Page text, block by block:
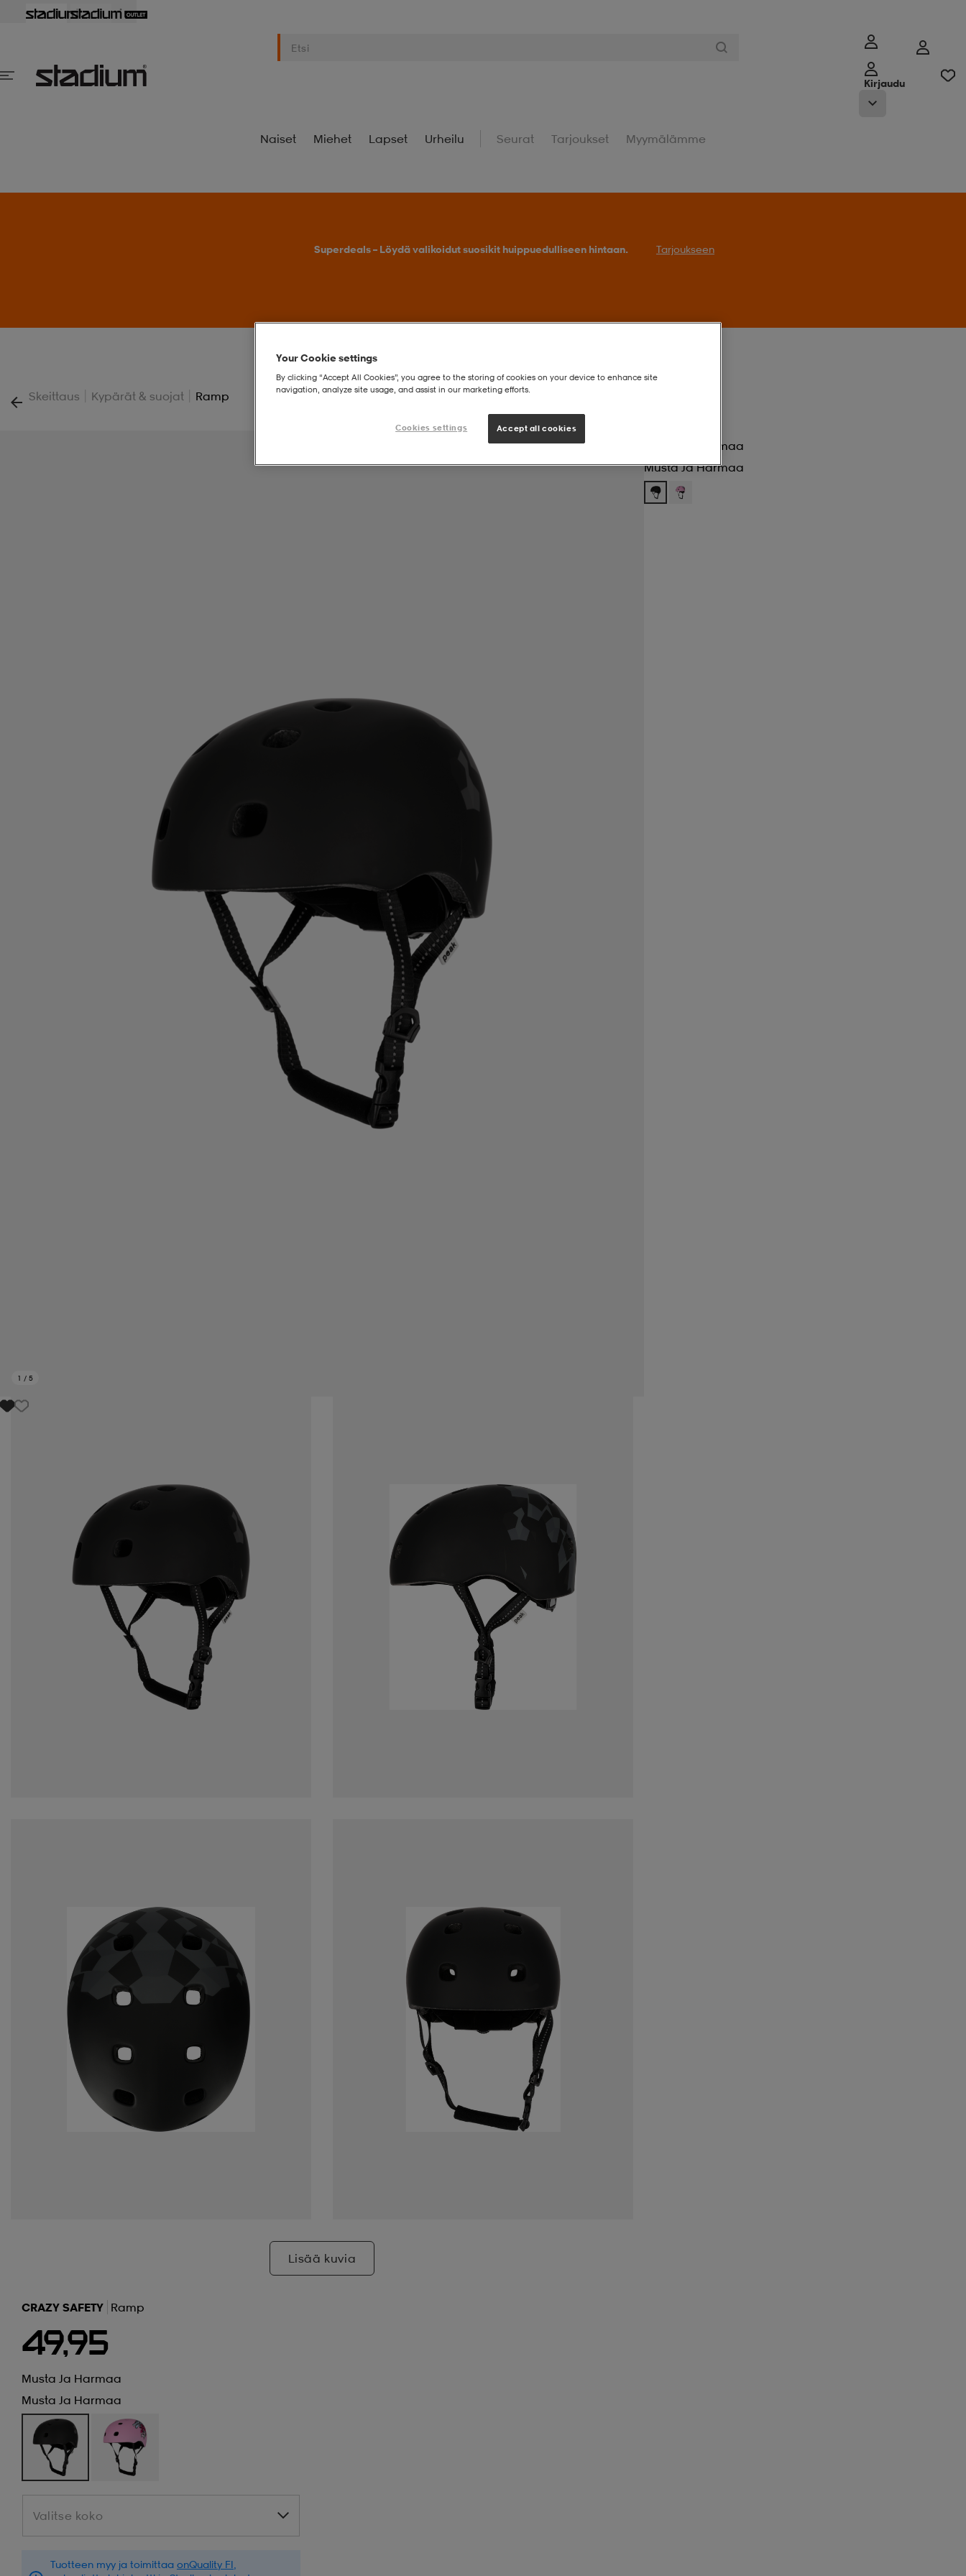
Kirjaudu
Naiset Miehet Lapset Urheilu Seurat Tarjoukset Myymälämme
Superdeals – Löydä valikoidut suosikit huippuedulliseen hintaan. Tarjoukseen
Skeittaus | Kypärät & suojat | Ramp
1 / 5
Lisää kuvia
Musta Ja Harmaa
Musta Ja Harmaa
CRAZY SAFETY Ramp
49,95
Musta Ja Harmaa
Musta Ja Harmaa
Valitse koko
Valitse koko
Tuotteen myy ja toimittaa onQuality FI
Your Cookie settings
By clicking “Accept All Cookies”, you agree to the storing of cookies on your device to enhance site
navigation, analyze site usage, and assist in our marketing efforts.
Cookies settings Accept all cookies